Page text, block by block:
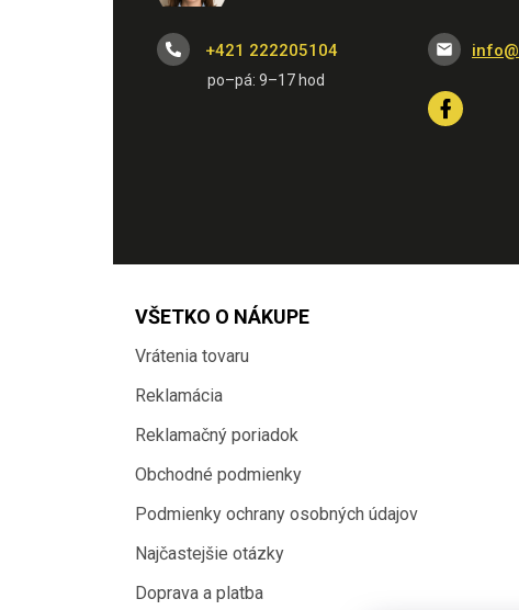
info@
+421 222205104
VŠETKO O NÁKUPE
Vrátenia tovaru
Reklamácia
Reklamačný poriadok
Obchodné podmienky
Podmienky ochrany osobných údajov
Najčastejšie otázky
Doprava a platba